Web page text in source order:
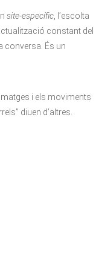
site-específic , l’escolta
constant del
conversa. És un
i els moviments
diuen d’altres.